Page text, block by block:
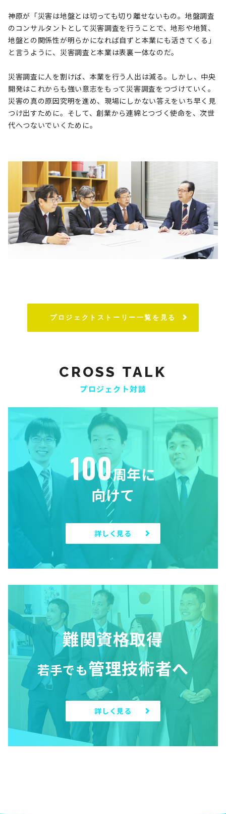
神原が「災害は地盤とは切っても切り離せないもの。地盤調査
のコンサルタントとして災害調査を行うことで、地形や地質、
地盤との関係性が明らかになれば自ずと本業にも活きてくる」
と言うように、災害調査と本業は表裏一体なのだ。
災害調査に人を割けば、本業を行う人出は減る。しかし、中央
開発はこれからも強い意志をもって災害調査をつづけていく。
災害の真の原因究明を進め、現場にしかない答えをいち早く見
つけ出すために。そして、創業から連綿とつづく使命を、次世
代へつないでいくために。
プロジェクトストーリー一覧を見る
CROSS TALK
プロジェクト対談
100周年に
向けて
詳しく見る
難関資格取得
若手でも管理技術者へ
詳しく見る